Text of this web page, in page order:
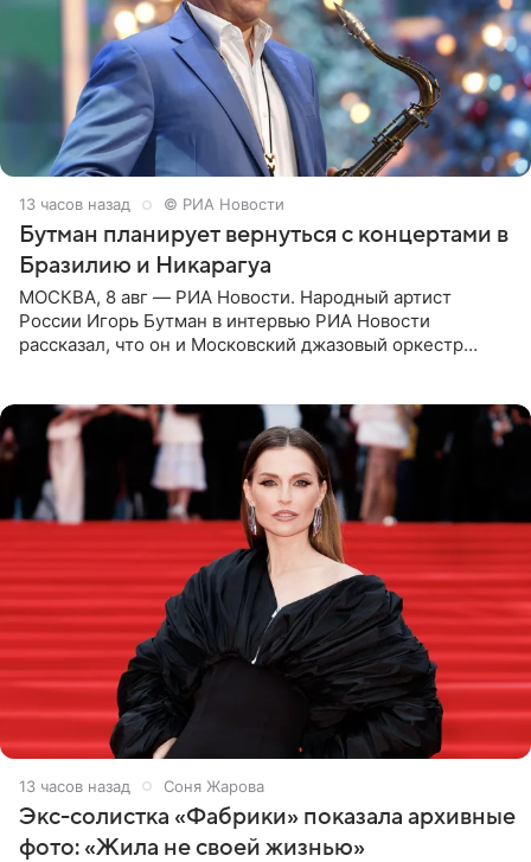
13 часов назад © РИА Новости
Бутман планирует вернуться с концертами в
Бразилию и Никарагуа
МОСКВА, 8 авг — РИА Новости. Народный артист
России Игорь Бутман в интервью РИА Новости
рассказал, что он и Московский джазовый оркестр
13 часов назад Соня Жарова
Экс-солистка «Фабрики» показала архивные
фото: «Жила не своей жизнью»